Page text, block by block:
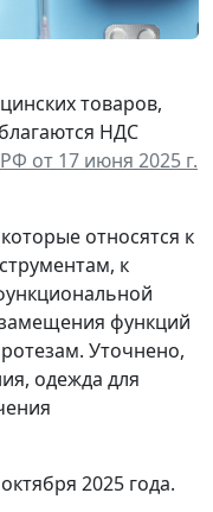
товаров,
НДС
от 17 июня 2025 г.
относятся к
к
замещения функций
Уточнено,
одежда для
2025 года.